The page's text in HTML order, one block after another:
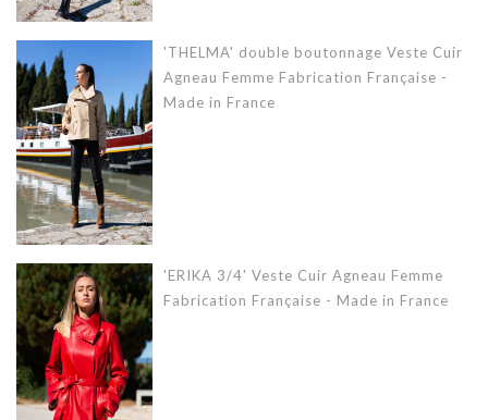
'THELMA' double boutonnage Veste Cuir
Agneau Femme Fabrication Française -
Made in France
'ERIKA 3/4' Veste Cuir Agneau Femme
Fabrication Française - Made in France